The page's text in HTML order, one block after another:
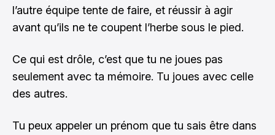
l’autre équipe tente de faire, et réussir à agir
avant qu’ils ne te coupent l’herbe sous le pied.
Ce qui est drôle, c’est que tu ne joues pas
seulement avec ta mémoire. Tu joues avec celle
des autres.
Tu peux appeler un prénom que tu sais être dans